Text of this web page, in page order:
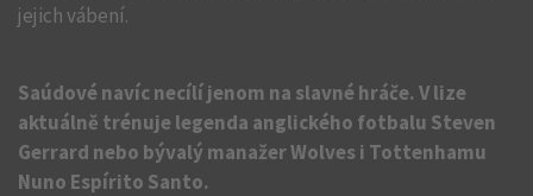
jejich vábení.
Saúdové navíc necílí jenom na slavné hráče. V lize
aktuálně trénuje legenda anglického fotbalu Steven
Gerrard nebo bývalý manažer Wolves i Tottenhamu
Nuno Espírito Santo.